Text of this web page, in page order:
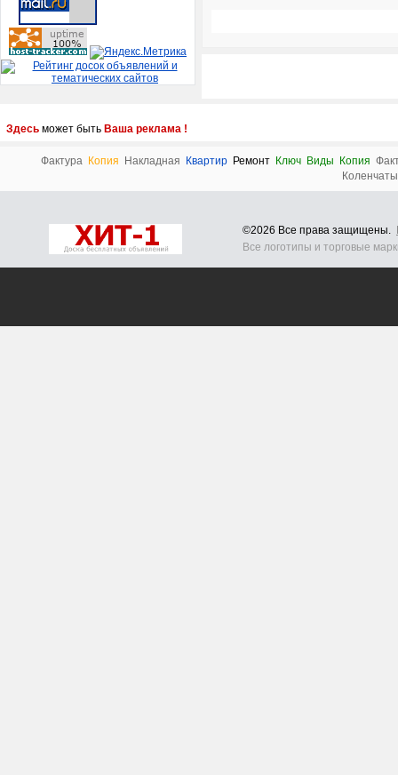
Здесь может быть Ваша реклама !
Фактура Копия Накладная Квартир Ремонт Ключ Виды Копия
©2026 Все права защищены.
Все логотипы и торговые